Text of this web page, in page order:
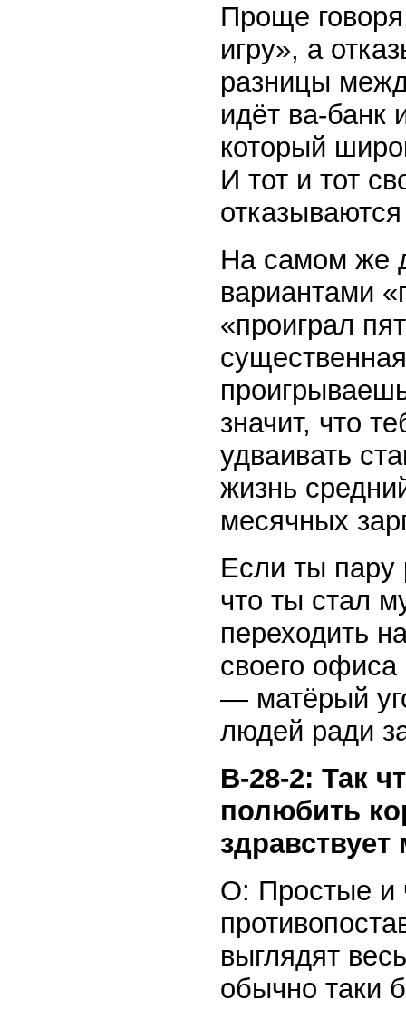
Проще
игру», а
разницы
идёт ва-банк
который
И тот и тот
На самом же
вариантами
«проиграл
значит, что
удваивать
жизнь
месячных
Если ты пару
что ты стал
переходить
своего офиса
— матёрый
людей ради
В-28-2: Так
полюбить
О: Простые и
выглядят
обычно таки